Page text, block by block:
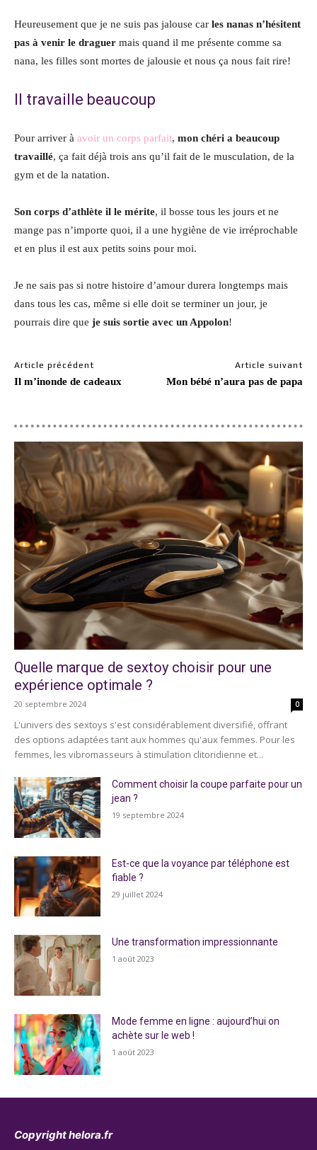
Heureusement que je ne suis pas jalouse car les nanas n’hésitent
pas à venir le draguer mais quand il me présente comme sa
nana, les filles sont mortes de jalousie et nous ça nous fait rire!
Il travaille beaucoup
Pour arriver à avoir un corps parfait, mon chéri a beaucoup
travaillé, ça fait déjà trois ans qu’il fait de le musculation, de la
gym et de la natation.
Son corps d’athlète il le mérite, il bosse tous les jours et ne
mange pas n’importe quoi, il a une hygiène de vie irréprochable
et en plus il est aux petits soins pour moi.
Je ne sais pas si notre histoire d’amour durera longtemps mais
dans tous les cas, même si elle doit se terminer un jour, je
pourrais dire que je suis sortie avec un Appolon!
Article précédent
Il m’inonde de cadeaux
Article suivant
Mon bébé n’aura pas de papa
Quelle marque de sextoy choisir pour une
expérience optimale ?
20 septembre 2024 0
L'univers des sextoys s'est considérablement diversifié, offrant
des options adaptées tant aux hommes qu'aux femmes. Pour les
femmes, les vibromasseurs à stimulation clitoridienne et...
Comment choisir la coupe parfaite pour un
jean ?
19 septembre 2024
Est-ce que la voyance par téléphone est
fiable ?
29 juillet 2024
Une transformation impressionnante
1 août 2023
Mode femme en ligne : aujourd’hui on
achète sur le web !
1 août 2023
Copyright helora.fr